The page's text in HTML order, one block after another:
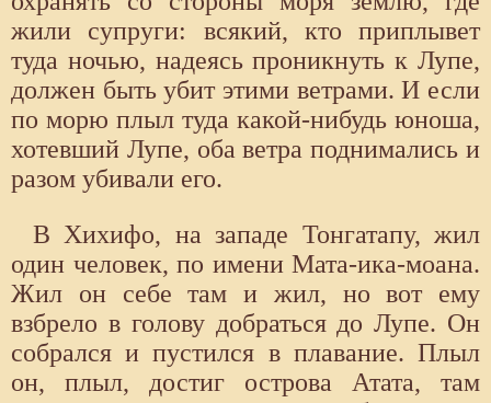
жили супруги: всякий, кто приплывет
туда ночью, надеясь проникнуть к Лупе,
должен быть убит этими ветрами. И если
по морю плыл туда какой-нибудь юноша,
хотевший Лупе, оба ветра поднимались и
разом убивали его.
В Хихифо, на западе Тонгатапу, жил
один человек, по имени Мата-ика-моана.
Жил он себе там и жил, но вот ему
взбрело в голову добраться до Лупе. Он
собрался и пустился в плавание. Плыл
он, плыл, достиг острова Атата, там